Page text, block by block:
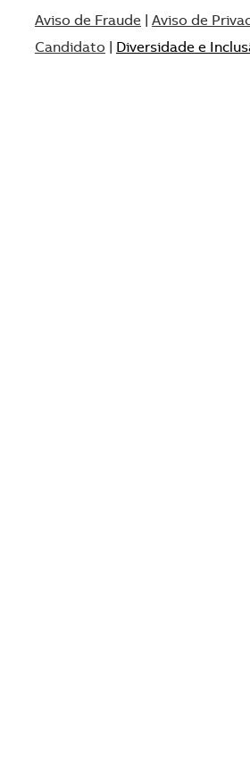
Aviso de Fraude| Aviso de
Candidato
Diversidade e